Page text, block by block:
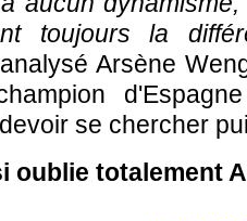
toujours la
Arsène
se chercher
oublie totalement